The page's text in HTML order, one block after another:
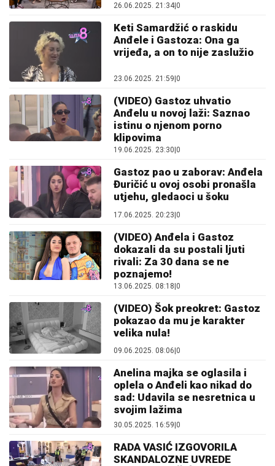
26.06.2025. 21:34 0
Keti Samardžić o raskidu
Anđele i Gastoza: Ona ga
vrijeđa, a on to nije zaslužio
23.06.2025. 21:59 0
(VIDEO) Gastoz uhvatio
Anđelu u novoj laži: Saznao
istinu o njenom porno
klipovima
19.06.2025. 23:30 0
Gastoz pao u zaborav: Anđela
Đuričić u ovoj osobi pronašla
utjehu, gledaoci u šoku
17.06.2025. 20:23 0
(VIDEO) Anđela i Gastoz
dokazali da su postali ljuti
rivali: Za 30 dana se ne
poznajemo!
13.06.2025. 08:18 0
(VIDEO) Šok preokret: Gastoz
pokazao da mu je karakter
velika nula!
09.06.2025. 08:06|0
Anelina majka se oglasila i
oplela o Anđeli kao nikad do
sad: Udavila se nesretnica u
svojim lažima
30.05.2025. 16:59|0
RADA VASIĆ IZGOVORILA
SKANDALOZNE UVREDE